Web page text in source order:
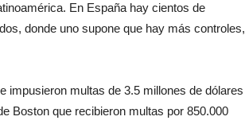
En España hay cientos de
donde uno supone que hay más controles,
impusieron multas de 3.5 millones de dólares
Boston que recibieron multas por 850.000